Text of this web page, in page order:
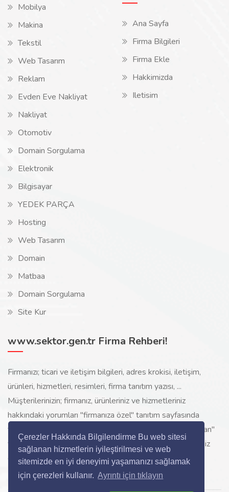
Çerezler Hakkında Bilgilendirme Bu web sitesi
sağlanan hizmetlerin iyileştirilmesi ve web
sitemizde en iyi deneyimi yaşamanızı sağlamak
için çerezleri kullanır. Ayrıntı için tıklayın
Mobilya
Makina
Tekstil
Web Tasarım
Reklam
Evden Eve Nakliyat
Nakliyat
Otomotiv
Domain Sorgulama
Elektronik
Bilgisayar
YEDEK PARÇA
Hosting
Web Tasarım
Domain
Matbaa
Domain Sorgulama
Site Kur
Ana Sayfa
Firma Bilgileri
Firma Ekle
Hakkimizda
Iletisim
www.sektor.gen.tr Firma Rehberi!
Firmanızı; ticari ve iletişim bilgileri, adres krokisi, iletişim,
ürünleri, hizmetleri, resimleri, firma tanıtım yazısı, ...
Müşterilerinizin; firmanız, ürünleriniz ve hizmetleriniz
hakkındaki yorumları "firmanıza özel" tanıtım sayfasında
toplanarak ürünlerinizi, hizmetlerinizi, internette "sizi arayan"
yeni müşterilerinize www.sektor.gen.tr aracılığı ile ücretsiz
gösterilir.